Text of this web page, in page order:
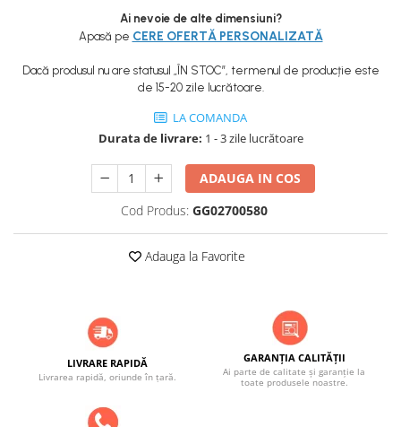
COPERTINE ȘI PRELATE
Prelată impermeabilă din
COȘURI DE FUM
Coșuri de fum din inox
Baterii și accesorii
PLASE DE UMBRIRE/ ANTIGRINDINĂ
Unelte electrice
Unelte pentru grădinărit
STICLĂ TERMOREZISTENTĂ
Ai nevoie de alte dimensiuni?
Apasă pe CERE OFERTĂ PERSONALIZATĂ
Dacă produsul nu are statusul „ÎN STOC”, termenul de producție este
de 15-20 zile lucrătoare.
LA COMANDA
Durata de livrare: 1 - 3 zile lucrătoare
ADAUGA IN COS
Cod Produs: GG02700580
Adauga la Favorite
LIVRARE RAPIDĂ
Livrarea rapidă, oriunde în țară.
GARANȚIA CALITĂȚII
Ai parte de calitate și garanție la
toate produsele noastre.